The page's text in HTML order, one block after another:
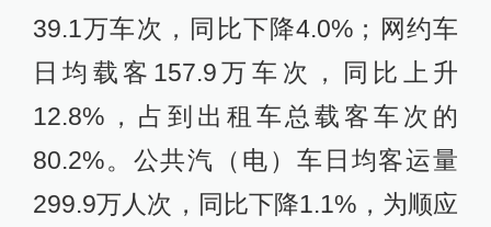
39.1万车次，同比下降4.0%；网约车
日均载客157.9万车次，同比上升
12.8%，占到出租车总载客车次的
80.2%。公共汽（电）车日均客运量
299.9万人次，同比下降1.1%，为顺应